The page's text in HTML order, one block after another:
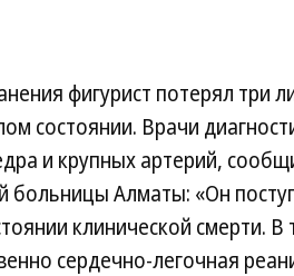
фигурист потерял три
состоянии. Врачи
и крупных артерий,
больницы Алматы: «Он
клинической смерти. В
сердечно-легочная